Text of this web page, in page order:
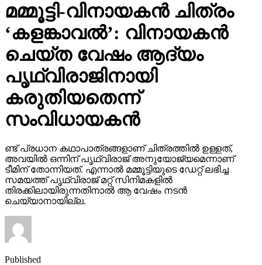
മമ്മൂട്ടി-വിനായകന്‍ ചിത്രം
‘കളങ്കാവല്‍’: വിനായകന്‍
ചെയ്ത വേഷം ആദ്യം
പൃഥ്വിരാജിനായി
കരുതിയതെന്ന്
സംവിധായകന്‍
ണ്ട് പ്രധാന കഥാപാത്രങ്ങളാണ് ചിത്രത്തില്‍ ഉള്ളത്,
അവയില്‍ ഒന്നിന് പൃഥ്വിരാജ് അനുയോജ്യമെന്നാണ്
ടീമിന് തോന്നിയത്. എന്നാല്‍ മമ്മൂട്ടിയുടെ ഡേറ്റ് ലഭിച്ച
സമയത്ത് പൃഥ്വിരാജ് മറ്റ് സിനിമകളില്‍
തിരക്കിലായിരുന്നതിനാല്‍ ആ വേഷം നടന്‍
ചെയ്യാനായില്ല.
Published